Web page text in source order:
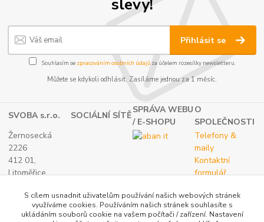
slevy!
Přihlásit se
Souhlasím se zpracováním osobních údajůza účelem rozesílky newsletteru.
Můžete se kdykoli odhlásit. Zasíláme jednou za 1 měsíc.
SVOBA s.r.o. SOCIÁLNÍ SÍTĚ
SPRÁVA WEBU
/ E-SHOPU
O
SPOLEČNOSTI
Žernosecká
2226
412 01,
Litoměřice
(+420) 416 733
Telefony &
maily
Kontaktní
formulář
S cílem usnadnit uživatelům používání našich webových stránek
využíváme cookies. Používáním našich stránek souhlasíte s
ukládáním souborů cookie na vašem počítači / zařízení. Nastavení